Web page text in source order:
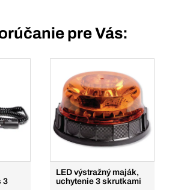
pre Vás:
3
LED výstražný maják,
uchytenie 3 skrutkami